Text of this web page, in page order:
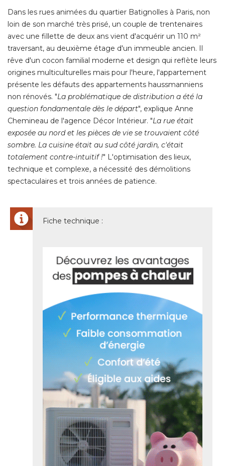
Dans les rues animées du quartier Batignolles à Paris, non
loin de son marché très prisé, un couple de trentenaires
avec une fillette de deux ans vient d'acquérir un 110 m²
traversant, au deuxième étage d'un immeuble ancien. Il
rêve d'un cocon familial moderne et design qui reflète leurs
origines multiculturelles mais pour l'heure, l'appartement
présente les défauts des appartements haussmanniens
non rénovés. "La problématique de distribution a été la
question fondamentale dès le départ", explique Anne
Chemineau de l'agence Décor Intérieur. "La rue était
exposée au nord et les pièces de vie se trouvaient côté
sombre. La cuisine était au sud côté jardin, c'était
totalement contre-intuitif !" L'optimisation des lieux,
technique et complexe, a nécessité des démolitions
spectaculaires et trois années de patience.
Fiche technique :